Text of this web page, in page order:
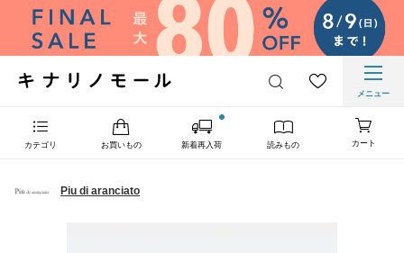
メニュー
カテゴリ お買いもの 新着再入荷 読みもの カート
Piu di aranciato